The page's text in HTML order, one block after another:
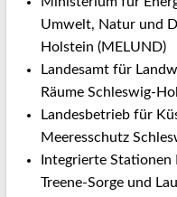
Umwelt, Natur und
Holstein (MELUND)
Landesamt für
Räume Schleswig-
Landesbetrieb für
Meeresschutz
Integrierte
Treene-Sorge und